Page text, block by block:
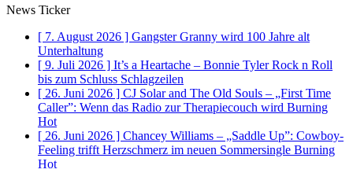
News Ticker
[ 7. August 2026 ] Gangster Granny wird 100 Jahre alt
Unterhaltung
[ 9. Juli 2026 ] It’s a Heartache – Bonnie Tyler Rock n Roll
bis zum Schluss Schlagzeilen
[ 26. Juni 2026 ] CJ Solar and The Old Souls – „First Time
Caller”: Wenn das Radio zur Therapiecouch wird Burning
Hot
[ 26. Juni 2026 ] Chancey Williams – „Saddle Up”: Cowboy-
Feeling trifft Herzschmerz im neuen Sommersingle Burning
Hot